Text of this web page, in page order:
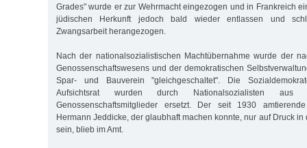
Grades" wurde er zur Wehrmacht eingezogen und in Frankreich
jüdischen Herkunft jedoch bald wieder entlassen und
Zwangsarbeit herangezogen.
Nach der nationalsozialistischen Machtübernahme wurde der
Genossenschaftswesens und der demokratischen
Spar- und Bauverein "gleichgeschaltet". Die
Aufsichtsrat wurden durch Nationalsozialisten
Genossenschaftsmitglieder ersetzt. Der seit 1930 amtierende
Hermann Jeddicke, der glaubhaft machen konnte, nur auf Druck in
sein, blieb im Amt.